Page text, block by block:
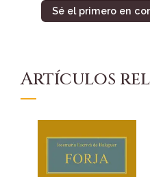
Sé el primero en
Artículos